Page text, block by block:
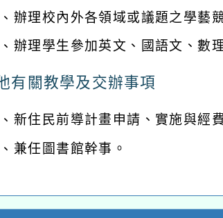
辦理校內外各領域或議題之學藝
辦理學生參加英文、國語文、數
有關教學及交辦事項
新住民前導計畫申請、實施與經
兼任圖書館幹事。